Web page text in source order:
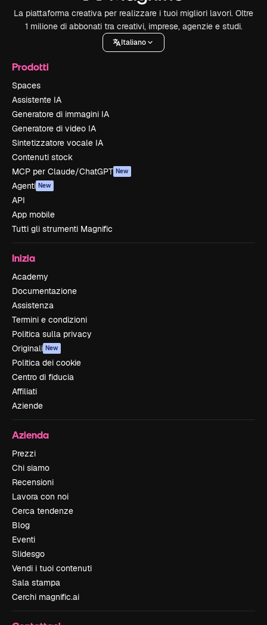
La piattaforma creativa per realizzare i tuoi migliori lavori. Oltre
1 milione di abbonati tra creativi, imprese, agenzie e studi.
Italiano
Prodotti
Spaces
Assistente IA
Generatore di immagini IA
Generatore di video IA
Sintetizzatore vocale IA
Contenuti stock
MCP per Claude/ChatGPT New
Agenti New
API
App mobile
Tutti gli strumenti Magnific
Inizia
Academy
Documentazione
Assistenza
Termini e condizioni
Politica sulla privacy
Originali New
Politica dei cookie
Centro di fiducia
Affiliati
Aziende
Azienda
Prezzi
Chi siamo
Recensioni
Lavora con noi
Cerca tendenze
Blog
Eventi
Slidesgo
Vendi i tuoi contenuti
Sala stampa
Cerchi magnific.ai